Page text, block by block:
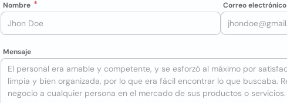
Nombre Correo electrónico
Mensaje